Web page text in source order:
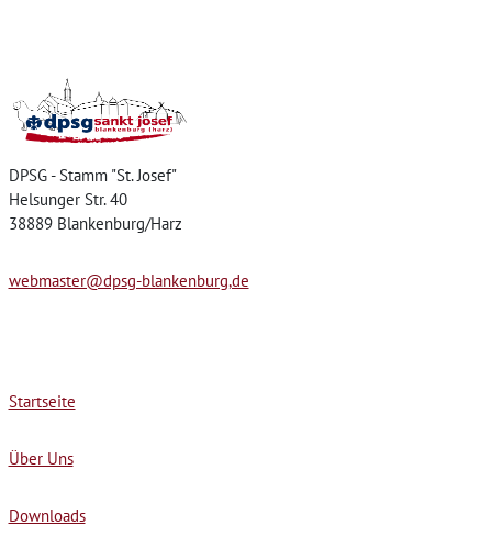
DPSG - Stamm "St. Josef"
Helsunger Str. 40
38889 Blankenburg/Harz
webmaster@dpsg-blankenburg,de
Startseite
Über Uns
Downloads